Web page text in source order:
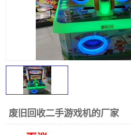
废旧回收二手游戏机的厂家